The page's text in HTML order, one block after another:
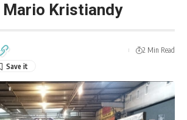
Mario Kristiandy
2 Min Read